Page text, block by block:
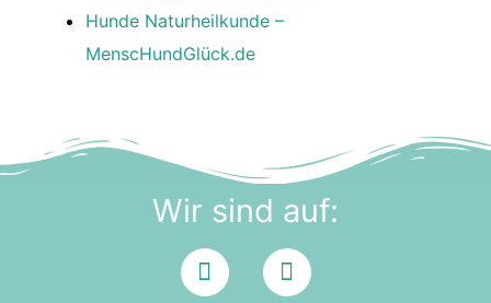
Hunde Naturheilkunde –
MenscHundGlück.de
Wir sind auf: